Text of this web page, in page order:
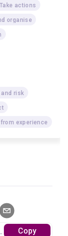
actions
organise
risk
experience
Copy